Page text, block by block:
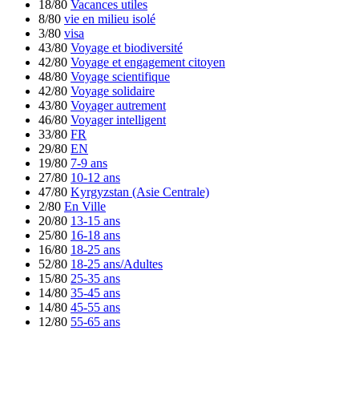
18/80 Vacances utiles
8/80 vie en milieu isolé
3/80 visa
43/80 Voyage et biodiversité
42/80 Voyage et engagement citoyen
48/80 Voyage scientifique
42/80 Voyage solidaire
43/80 Voyager autrement
46/80 Voyager intelligent
33/80 FR
29/80 EN
19/80 7-9 ans
27/80 10-12 ans
47/80 Kyrgyzstan (Asie Centrale)
2/80 En Ville
20/80 13-15 ans
25/80 16-18 ans
16/80 18-25 ans
52/80 18-25 ans/Adultes
15/80 25-35 ans
14/80 35-45 ans
14/80 45-55 ans
12/80 55-65 ans